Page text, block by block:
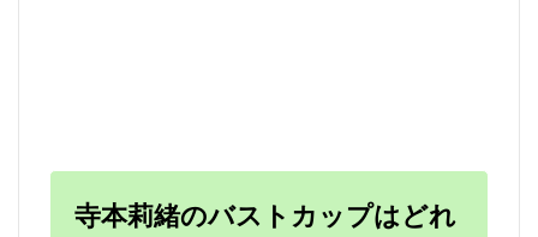
寺本莉緒のバストカップはどれ